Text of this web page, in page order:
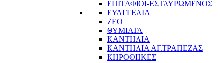
ΕΠΙΤΑΦΙΟΙ-ΕΣΤΑΥΡΩΜΕΝΟΣ
ΕΥΑΓΓΕΛΙΑ
ΖΕΟ
ΘΥΜΙΑΤΑ
ΚΑΝΤΗΛΙΑ
ΚΑΝΤΗΛΙΑ ΑΓ.ΤΡΑΠΕΖΑΣ
ΚΗΡΟΘΗΚΕΣ